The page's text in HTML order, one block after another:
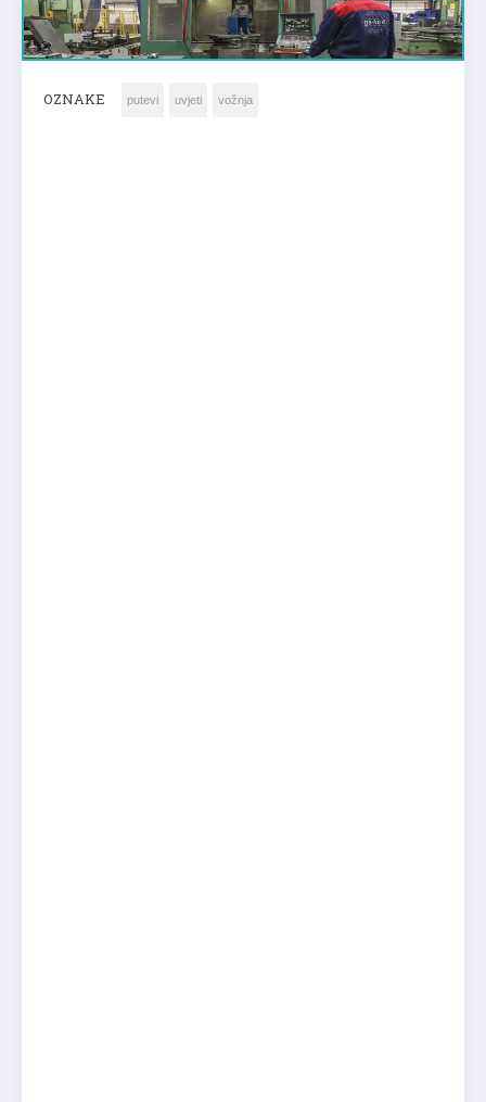
OZNAKE putevi uvjeti vožnja